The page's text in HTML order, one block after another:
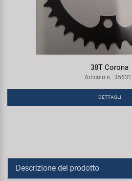
38T Corona
Articolo n.:
DETTAGLI
Descrizione del prodotto